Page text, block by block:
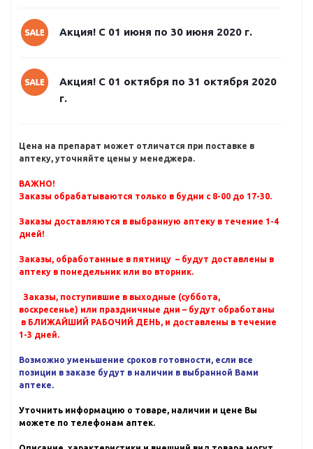
Акция! С 01 июня по 30 июня 2020 г.
Акция! С 01 октября по 31 октября 2020
г.
Цена на препарат может отличатся при поставке в
аптеку, уточняйте цены у менеджера.
ВАЖНО!
Заказы обрабатываются только в будни с 8-00 до 17-30.
Заказы доставляются в выбранную аптеку в течение 1-4
дней!
Заказы, обработанные в пятницу – будут доставлены в
аптеку в понедельник или во вторник.
Заказы, поступившие в выходные (суббота,
воскресенье) или праздничные дни – будут обработаны
в БЛИЖАЙШИЙ РАБОЧИЙ ДЕНЬ, и доставлены в течение
1-3 дней.
Возможно уменьшение сроков готовности, если все
позиции в заказе будут в наличии в выбранной Вами
аптеке.
Уточнить информацию о товаре, наличии и цене Вы
можете по телефонам аптек.